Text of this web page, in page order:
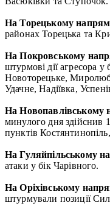
На Торецькому
районах Торецька та
На Покровському
штурмові дії агресора у
Новоторецьке,
Удачне, Надіївка,
На Новопавлівському
минулого дня здійснив
пунктів
На Гуляйпільському
атаки у бік Чарівного.
На Оріхівському
штурмували позиції